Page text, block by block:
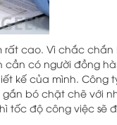
rất cao. Vì chắc
cần có người đồng
kế của mình. Công
bó chặt chẽ với
tốc độ công việc sẽ